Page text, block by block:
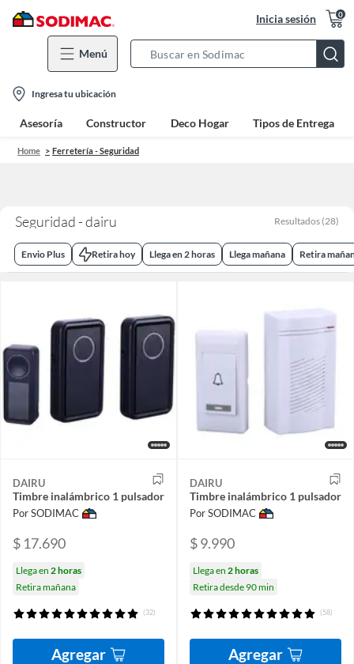
Inicia sesión 0
Menú
Bar
location-
icon
Ingresa tu ubicación
Asesoría Constructor Deco Hogar Tipos de Entrega
Home Ferretería - Seguridad
Seguridad - dairu Resultados (28)
Envio Plus Retira hoy Llega en 2 horas Llega mañana Retira
DAIRU
Timbre inalámbrico 1 pulsador
Por SODIMAC
$ 17.690
Llega en 2 horas
Retira mañana
(32)
Agregar
DAIRU
Timbre inalámbrico 1 pulsador
Por SODIMAC
$ 9.990
Llega en 2 horas
Retira desde 90 min
(58)
Agregar